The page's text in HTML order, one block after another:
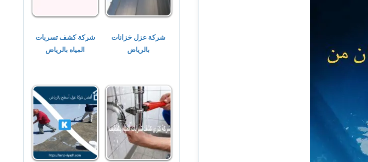
شركة عزل خزانات
بالرياض
شركة كشف تسربات
المياه بالرياض